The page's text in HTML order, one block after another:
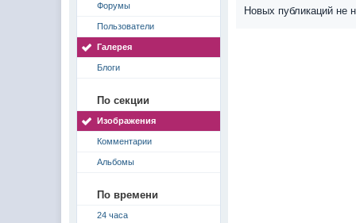
Форумы
Пользователи
Галерея
Блоги
По секции
Изображения
Комментарии
Альбомы
По времени
24 часа
Новых публикаций не